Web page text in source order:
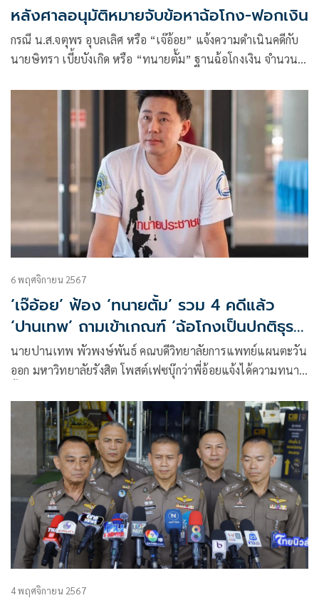
หลังศาลอนุมัติหมายจับข้อหาฉ้อโกง-ฟอกเงิน
กรณี น.ส.จตุพร อุบลเลิศ หรือ “เจ๊อ้อย” แจ้งความดำเนินคดีกับ
นายษิทรา เบี้ยบังเกิด หรือ “ทนายตั้ม” ฐานฉ้อโกงเงิน จำนวน
หลายครั้งหลังพบเส้นทางการเงินอีก จำนวน 39 ล้านบาท ที่
ทนายตั้มอ้างว่าเงินจำนวนดังกล่าว
6 พฤศจิกายน 2567
‘เจ๊อ้อย’ ฟ้อง ‘ทนายตั้ม’ รวม 4 คดีแล้ว
‘ปานเทพ’ ถามเข้าเกณฑ์ ‘ฉ้อโกงเป็นปกติธุระ-
ฟอกเงิน’ หรือยัง
นายปานเทพ พัวพงษ์พันธ์ คณบดีวิทยาลัยการแพทย์แผนตะวัน
ออก มหาวิทยาลัยรังสิต โพสต์เฟซบุ๊กว่าพี่อ้อยแจ้งได้ความทนาย
4 พฤศจิกายน 2567